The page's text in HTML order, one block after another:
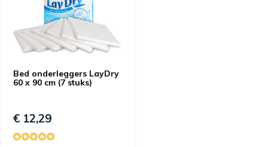
Bed onderleggers LayDry
60 x 90 cm (7 stuks)
€ 12,29